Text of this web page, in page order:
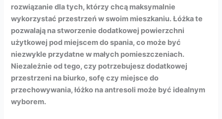
rozwiązanie dla tych, którzy chcą maksymalnie
wykorzystać przestrzeń w swoim mieszkaniu. Łóżka te
pozwalają na stworzenie dodatkowej powierzchni
użytkowej pod miejscem do spania, co może być
niezwykle przydatne w małych pomieszczeniach.
Niezależnie od tego, czy potrzebujesz dodatkowej
przestrzeni na biurko, sofę czy miejsce do
przechowywania, łóżko na antresoli może być idealnym
wyborem.